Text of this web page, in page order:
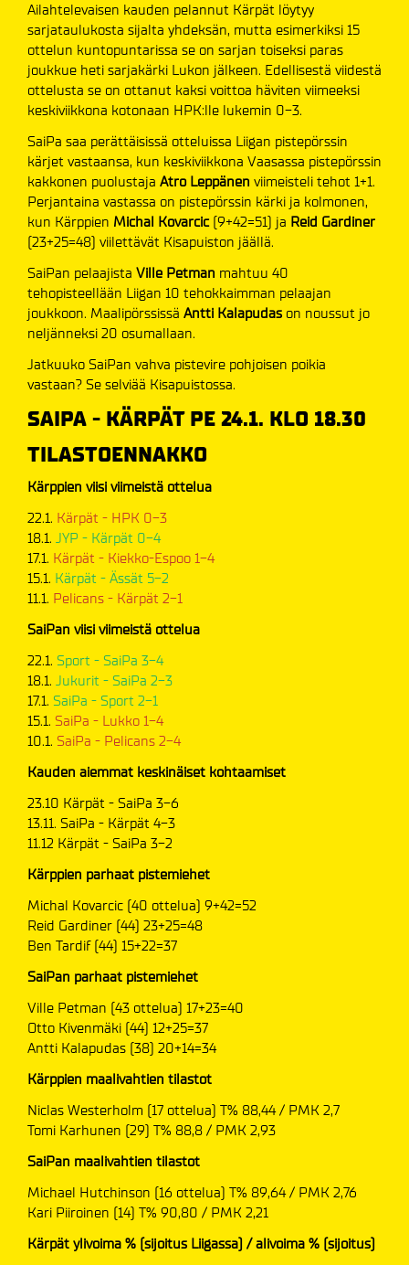
Ailahtelevaisen kauden pelannut Kärpät löytyy
sarjataulukosta sijalta yhdeksän, mutta esimerkiksi 15
ottelun kuntopuntarissa se on sarjan toiseksi paras
joukkue heti sarjakärki Lukon jälkeen. Edellisestä viidestä
ottelusta se on ottanut kaksi voittoa häviten viimeeksi
keskiviikkona kotonaan HPK:lle lukemin 0-3.
SaiPa saa perättäisissä otteluissa Liigan pistepörssin
kärjet vastaansa, kun keskiviikkona Vaasassa pistepörssin
kakkonen puolustaja Atro Leppänen viimeisteli tehot 1+1.
Perjantaina vastassa on pistepörssin kärki ja kolmonen,
kun Kärppien Michal Kovarcic(9+42=51) ja Reid Gardiner
(23+25=48) viilettävät Kisapuiston jäällä.
SaiPan pelaajista Ville Petman mahtuu 40
tehopisteellään Liigan 10 tehokkaimman pelaajan
joukkoon. Maalipörssissä Antti Kalapudas on noussut jo
neljänneksi 20 osumallaan.
Jatkuuko SaiPan vahva pistevire pohjoisen poikia
vastaan? Se selviää Kisapuistossa.
SAIPA - KÄRPÄT PE 24.1. KLO 18.30
TILASTOENNAKKO
Kärppien viisi viimeistä ottelua
22.1. Kärpät - HPK 0-3
18.1. JYP - Kärpät 0-4
17.1. Kärpät - Kiekko-Espoo 1-4
15.1. Kärpät - Ässät 5-2
11.1. Pelicans - Kärpät 2-1
SaiPan viisi viimeistä ottelua
22.1. Sport - SaiPa 3-4
18.1. Jukurit - SaiPa 2-3
17.1. SaiPa - Sport 2-1
15.1. SaiPa - Lukko 1-4
10.1. SaiPa - Pelicans 2-4
Kauden aiemmat keskinäiset kohtaamiset
23.10 Kärpät - SaiPa 3-6
13.11. SaiPa - Kärpät 4-3
11.12 Kärpät - SaiPa 3-2
Kärppien parhaat pistemiehet
Michal Kovarcic (40 ottelua) 9+42=52
Reid Gardiner (44) 23+25=48
Ben Tardif (44) 15+22=37
SaiPan parhaat pistemiehet
Ville Petman (43 ottelua) 17+23=40
Otto Kivenmäki (44) 12+25=37
Antti Kalapudas (38) 20+14=34
Kärppien maalivahtien tilastot
Niclas Westerholm (17 ottelua) T% 88,44 / PMK 2,7
Tomi Karhunen (29) T% 88,8 / PMK 2,93
SaiPan maalivahtien tilastot
Michael Hutchinson (16 ottelua) T% 89,64 / PMK 2,76
Kari Piiroinen (14) T% 90,80 / PMK 2,21
Kärpät ylivoima % (sijoitus Liigassa) / alivoima % (sijoitus)